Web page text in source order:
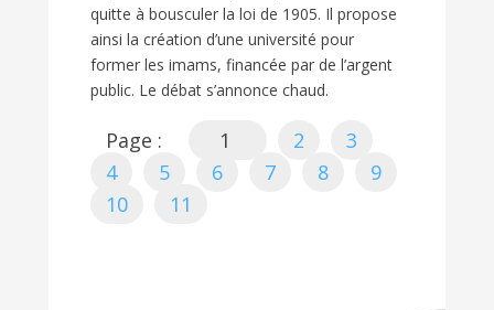
quitte à bousculer la loi de 1905. Il propose
ainsi la création d’une université pour
former les imams, financée par de l’argent
public. Le débat s’annonce chaud.
Page : 1 2
3
4
5 6 7 8
9
10
11